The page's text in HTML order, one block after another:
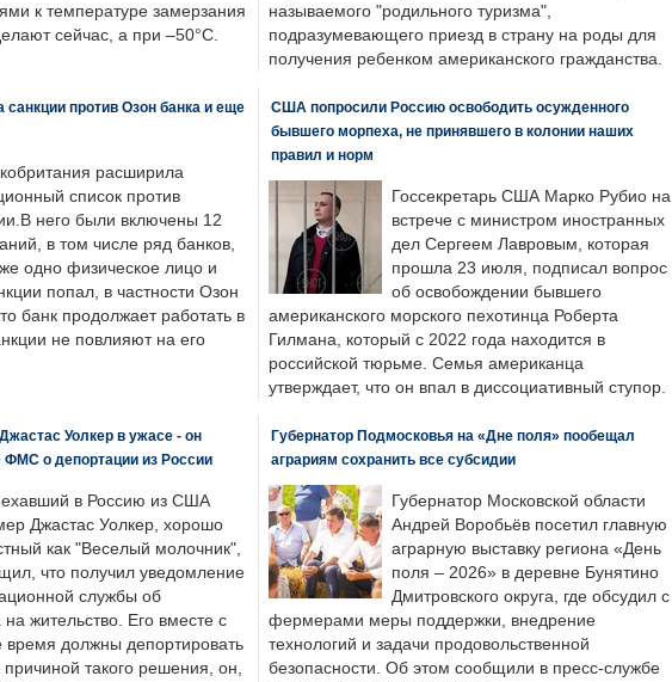
к температуре замерзания
сейчас, а при –50°C.
называемого "родильного туризма",
подразумевающего приезд в страну на роды для
получения ребенком американского гражданства.
санкции против Озон банка и еще
расширила
список против
него были включены 12
в том числе ряд банков,
одно физическое лицо и
попал, в частности Озон
банк продолжает работать в
не повлияют на его
США попросили Россию освободить осужденного
бывшего морпеха, не принявшего в колонии наших
правил и норм
Госсекретарь США Марко Рубио на
встрече с министром иностранных
дел Сергеем Лавровым, которая
прошла 23 июля, подписал вопрос
об освобождении бывшего
американского морского пехотинца Роберта
Гилмана, который с 2022 года находится в
российской тюрьме. Семья американца
утверждает, что он впал в диссоциативный ступор.
Уолкер в ужасе - он
о депортации из России
в Россию из США
Джастас Уолкер, хорошо
как "Веселый молочник",
что получил уведомление
службы об
жительство. Его вместе с
должны депортировать
причиной такого решения, он,
Губернатор Подмосковья на «Дне поля» пообещал
аграриям сохранить все субсидии
Губернатор Московской области
Андрей Воробьёв посетил главную
аграрную выставку региона «День
поля – 2026» в деревне Бунятино
Дмитровского округа, где обсудил с
фермерами меры поддержки, внедрение
технологий и задачи продовольственной
безопасности. Об этом сообщили в пресс-службе